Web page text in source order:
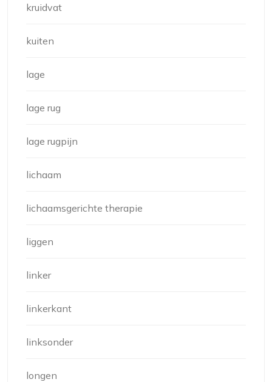
kruidvat
kuiten
lage
lage rug
lage rugpijn
lichaam
lichaamsgerichte therapie
liggen
linker
linkerkant
linksonder
longen